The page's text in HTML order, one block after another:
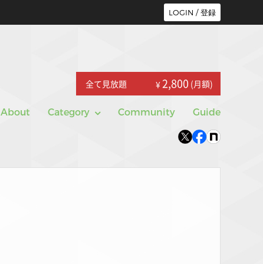
LOGIN / 登録
全て見放題 ¥2,800 (月額)
About Category Community Guide